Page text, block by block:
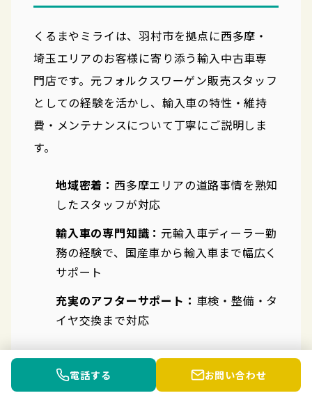
くるまやミライは、羽村市を拠点に西多摩・
埼玉エリアのお客様に寄り添う輸入中古車専
門店です。元フォルクスワーゲン販売スタッフ
としての経験を活かし、輸入車の特性・維持
費・メンテナンスについて丁寧にご説明しま
す。
地域密着： 西多摩エリアの道路事情を熟知
したスタッフが対応
輸入車の専門知識： 元輸入車ディーラー勤
務の経験で、国産車から輸入車まで幅広く
サポート
充実のアフターサポート： 車検・整備・タ
イヤ交換まで対応
📍住所：東京都羽村市小作台3丁目17-18-102
営業時間：10:00〜18:00
電話する お問い合わせ